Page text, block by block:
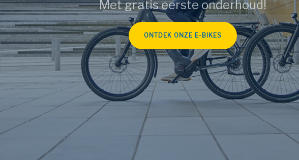
Met gratis eerste onderhoud!
ONTDEK ONZE E-BIKES